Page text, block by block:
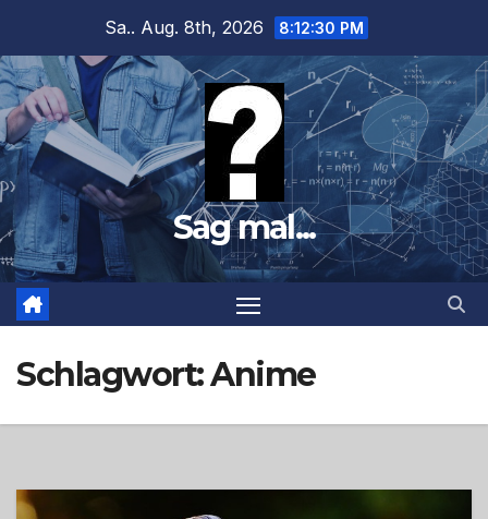
springen
Sa.. Aug. 8th, 2026 8:12:31 PM
Sag mal...
Schlagwort:Anime